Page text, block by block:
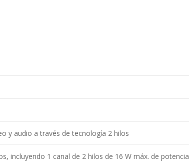
y audio a través de tecnología 2 hilos
incluyendo 1 canal de 2 hilos de 16 W máx. de potencia